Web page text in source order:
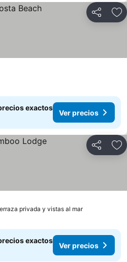
Compartir
exactos
Ver precios
Compartir
privada y vistas al mar
exactos
Ver precios